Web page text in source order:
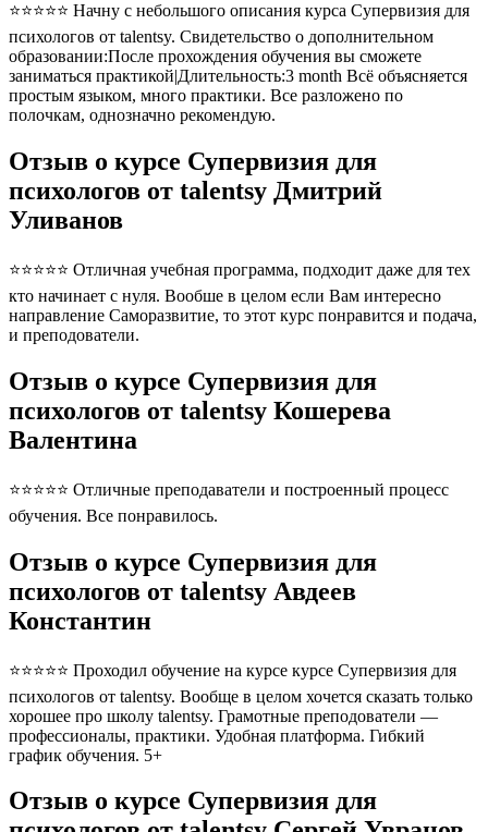
⭐⭐⭐⭐⭐ Начну с небольшого описания курса Супервизия для
психологов от talentsy. Свидетельство о дополнительном
образовании:После прохождения обучения вы сможете
заниматься практикой|Длительность:3 month Всё объясняется
простым языком, много практики. Все разложено по
полочкам, однозначно рекомендую.
Отзыв о курсе Супервизия для
психологов от talentsy Дмитрий
Уливанов
⭐⭐⭐⭐⭐ Отличная учебная программа, подходит даже для тех
кто начинает с нуля. Вообше в целом если Вам интересно
направление Саморазвитие, то этот курс понравится и подача,
и преподователи.
Отзыв о курсе Супервизия для
психологов от talentsy Кошерева
Валентина
⭐⭐⭐⭐⭐ Отличные преподаватели и построенный процесс
обучения. Все понравилось.
Отзыв о курсе Супервизия для
психологов от talentsy Авдеев
Константин
⭐⭐⭐⭐⭐ Проходил обучение на курсе курсе Супервизия для
психологов от talentsy. Вообще в целом хочется сказать только
хорошее про школу talentsy. Грамотные преподователи —
профессионалы, практики. Удобная платформа. Гибкий
график обучения. 5+
Отзыв о курсе Супервизия для